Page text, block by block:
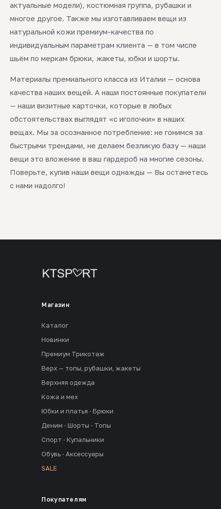
актуальные модели), костюмная группа, рубашки и
многое другое. Также мы изготавливаем вещи из
натуральной кожи премиум-качества по
индивидуальным параметрам клиента — в том числе
шьём по меркам брюки, жакеты, юбки и шорты.
Материалы премиального класса из Италии — основа
качества наших вещей. А наши постоянные покупатели
— наши визитные карточки, которые в любых
обстоятельствах выглядят «с иголочки» в наших
вещах. Мы за осознанное потребление: не гонимся за
быстрыми трендами, не делаем безликую базу — наши
вещи это вложение в ваш гардероб на многие сезоны.
Поверьте, купив наши вещи однажды — Вы останетесь
с нами надолго!
Магазин
Каталог
Новинки
Премиум Трикотаж
Верх — топы, рубашки, жакеты
Верхняя одежда
Кожа и мех
Юбки и платья · Брюки
Деним · Шорты · Топы
Спорт · Купальники
Обувь · Аксессуары
SALE
Покупателям